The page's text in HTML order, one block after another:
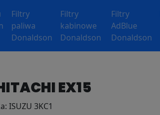
Filtry
paliwa
Donaldson
Filtry
kabinowe
Donaldson
Filtry
AdBlue
Donaldson
EX15
ISUZU 3KC1